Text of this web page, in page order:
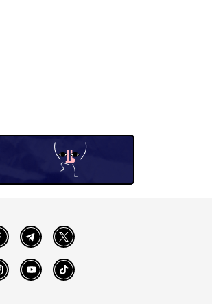
FacebookTelegram Twitter
InstagramYouTube TikTok